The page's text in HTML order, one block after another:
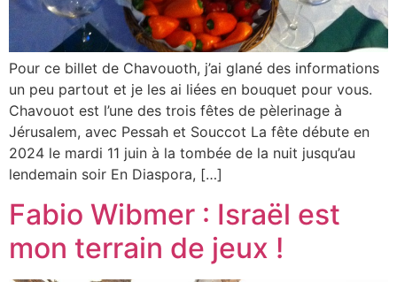
Pour ce billet de Chavouoth, j’ai glané des informations
un peu partout et je les ai liées en bouquet pour vous.
Chavouot est l’une des trois fêtes de pèlerinage à
Jérusalem, avec Pessah et Souccot La fête débute en
2024 le mardi 11 juin à la tombée de la nuit jusqu’au
lendemain soir En Diaspora, […]
Fabio Wibmer : Israël est
mon terrain de jeux !